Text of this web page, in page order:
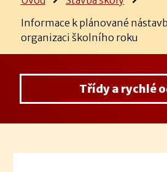
Informace k plánované
organizaci školního roku
Třídy a rychlé